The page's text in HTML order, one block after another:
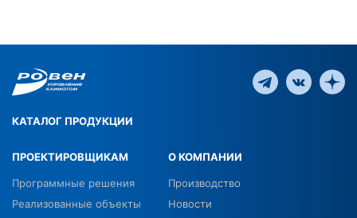
КАТАЛОГ ПРОДУКЦИИ
ПРОЕКТИРОВЩИКАМ
Программные решения
Реализованные объекты
О КОМПАНИИ
Производство
Новости